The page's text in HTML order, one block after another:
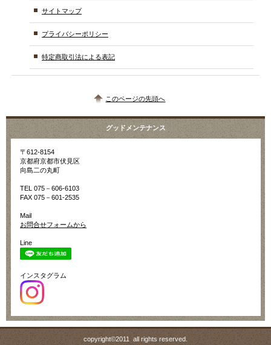
サイトマップ
プライバシーポリシー
特定商取引法による表記
このページの先頭へ
グッドメンテナンス
〒612-8154
京都府京都市伏見区
向島二の丸町
TEL 075－606-6103
FAX 075－601-2535
Mail
お問合せフォームから
Line
インスタグラム
copyright©2011 all rights reserved.